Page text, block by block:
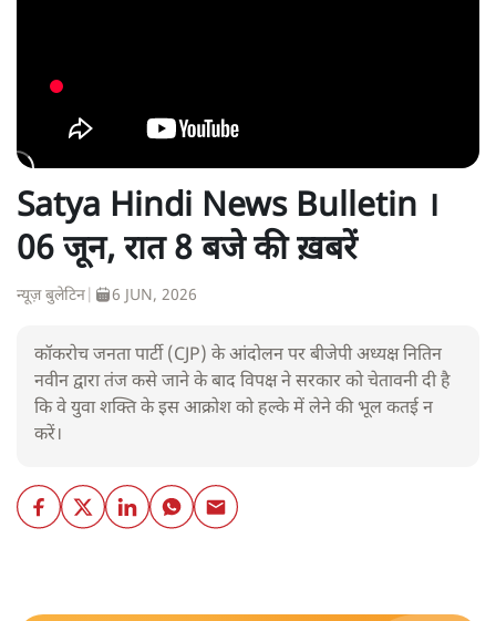
Satya Hindi News Bulletin ।
06 जून, रात 8 बजे की ख़बरें
न्यूज़ बुलेटिन 6 JUN, 2026
कॉकरोच जनता पार्टी (CJP) के आंदोलन पर बीजेपी अध्यक्ष नितिन
नवीन द्वारा तंज कसे जाने के बाद विपक्ष ने सरकार को चेतावनी दी है
कि वे युवा शक्ति के इस आक्रोश को हल्के में लेने की भूल कतई न
करें।